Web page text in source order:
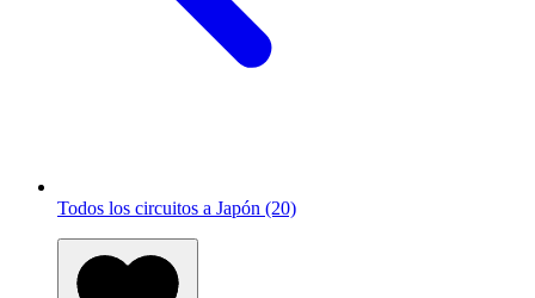
Todos los circuitos a Japón (20)